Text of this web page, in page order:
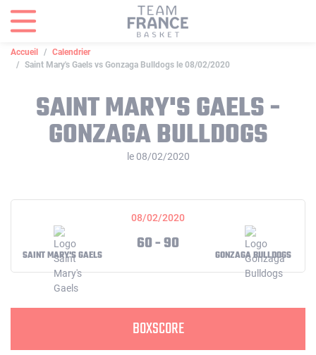
Accueil
Calendrier
Saint Mary's Gaels vs Gonzaga Bulldogs le 08/02/2020
SAINT MARY'S GAELS -
GONZAGA BULLDOGS
le 08/02/2020
08/02/2020
SAINT MARY'S GAELS
60 - 90
GONZAGA BULLDOGS
BOXSCORE
Panneau de gestion des cookies